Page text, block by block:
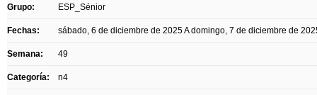
Grupo: ESP_Sénior
Fechas: sábado, 6 de diciembre de 2025Adomingo, 7 de diciembre de
Semana: 49
Categoría: n4